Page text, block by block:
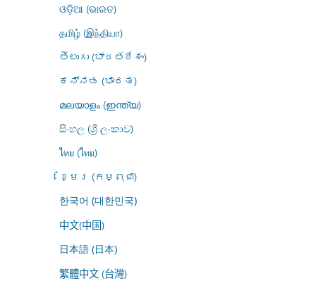
ଓଡ଼ିଆ (ଭାରତ)
தமிழ் (இந்தியா)
తెలుగు (భారతదేశం)
ಕನ್ನಡ (ಭಾರತ)
മലയാളം (ഇന്ത്യ)
සිංහල (ශ්‍රී ලංකාව)
ไทย (ไทย)
ខ្មែរ (កម្ពុជា)
한국어 (대한민국)
中文(中国)
日本語 (日本)
繁體中文 (台灣)